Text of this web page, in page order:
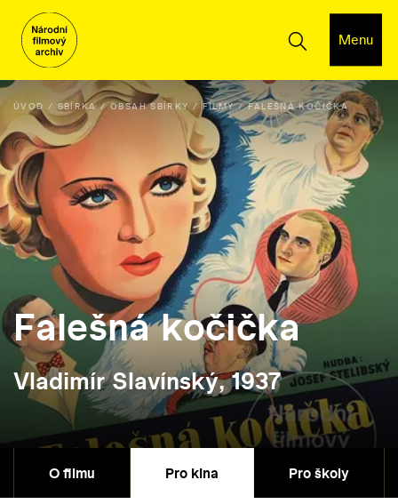
Menu
ÚVOD SBÍRKA OBSAH SBÍRKY FILMY FALEŠNÁ KOČIČKA
Falešná kočička
Vladimír Slavínský, 1937
O filmu Pro kina Pro školy